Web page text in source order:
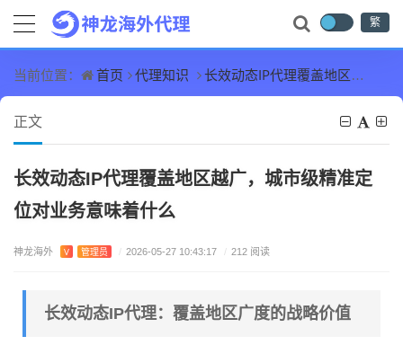
繁
当前位置： 首页 代理知识 长效动态IP代理覆盖地区越广，城市级精准定位对业务意味着什么
正文
长效动态IP代理覆盖地区越广，城市级精准定
位对业务意味着什么
神龙海外 V 管理员 / 2026-05-27 10:43:17 / 212 阅读
长效动态IP代理：覆盖地区广度的战略价值